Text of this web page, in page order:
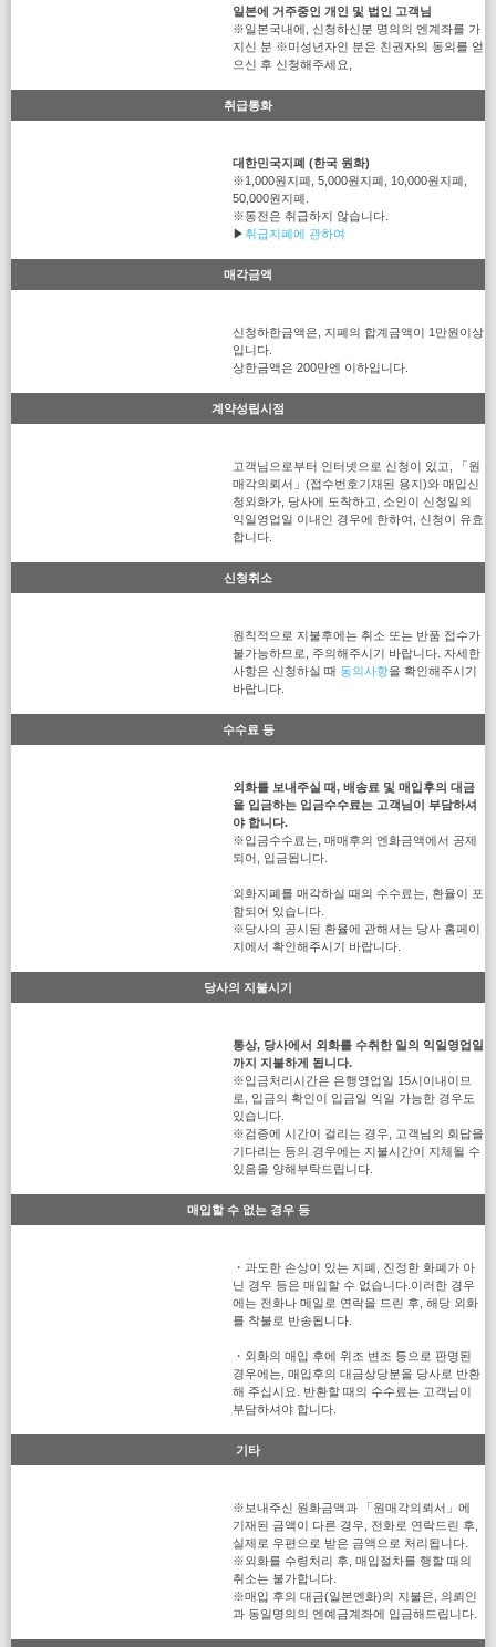
일본에 거주중인 개인 및 법인 고객님
※일본국내에, 신청하신분 명의의 엔계좌를 가
지신 분 ※미성년자인 분은 친권자의 동의를 얻
으신 후 신청해주세요,
취급통화
대한민국지폐 (한국 원화)
※1,000원지폐, 5,000원지폐, 10,000원지폐,
50,000원지폐.
※동전은 취급하지 않습니다.
▶취급지폐에 관하여
매각금액
신청하한금액은, 지폐의 합계금액이 1만원이상
입니다.
상한금액은 200만엔 이하입니다.
계약성립시점
고객님으로부터 인터넷으로 신청이 있고, 「원
매각의뢰서」(접수번호기재된 용지)와 매입신
청외화가, 당사에 도착하고, 소인이 신청일의
익일영업일 이내인 경우에 한하여, 신청이 유효
합니다.
신청취소
원칙적으로 지불후에는 취소 또는 반품 접수가
불가능하므로, 주의해주시기 바랍니다. 자세한
사항은 신청하실 때 동의사항을 확인해주시기
바랍니다.
수수료 등
외화를 보내주실 때, 배송료 및 매입후의 대금
을 입금하는 입금수수료는 고객님이 부담하셔
야 합니다.
※입금수수료는, 매매후의 엔화금액에서 공제
되어, 입금됩니다.
외화지폐를 매각하실 때의 수수료는, 환율이 포
함되어 있습니다.
※당사의 공시된 환율에 관해서는 당사 홈페이
지에서 확인해주시기 바랍니다.
당사의 지불시기
통상, 당사에서 외화를 수취한 일의 익일영업일
까지 지불하게 됩니다.
※입금처리시간은 은행영업일 15시이내이므
로, 입금의 확인이 입금일 익일 가능한 경우도
있습니다.
※검증에 시간이 걸리는 경우, 고객님의 회답을
기다리는 등의 경우에는 지불시간이 지체될 수
있음을 양해부탁드립니다.
매입할 수 없는 경우 등
・과도한 손상이 있는 지폐, 진정한 화폐가 아
닌 경우 등은 매입할 수 없습니다.이러한 경우
에는 전화나 메일로 연락을 드린 후, 해당 외화
를 착불로 반송됩니다.
・외화의 매입 후에 위조 변조 등으로 판명된
경우에는, 매입후의 대금상당분을 당사로 반환
해 주십시요. 반환할 때의 수수료는 고객님이
부담하셔야 합니다.
기타
※보내주신 원화금액과 「원매각의뢰서」에
기재된 금액이 다른 경우, 전화로 연락드린 후,
실제로 우편으로 받은 금액으로 처리됩니다.
※외화를 수령처리 후, 매입절차를 행할 때의
취소는 불가합니다.
※매입 후의 대금(일본엔화)의 지불은, 의뢰인
과 동일명의의 엔예금계좌에 입금해드립니다.